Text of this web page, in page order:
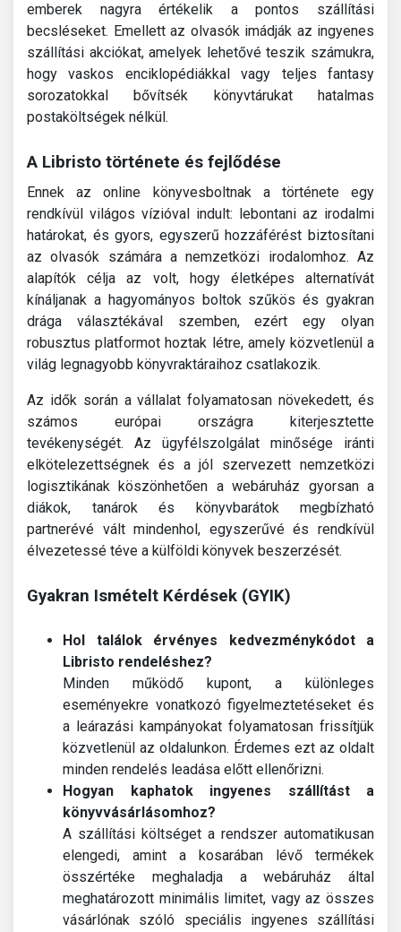
emberek nagyra értékelik a pontos szállítási
becsléseket. Emellett az olvasók imádják az ingyenes
szállítási akciókat, amelyek lehetővé teszik számukra,
hogy vaskos enciklopédiákkal vagy teljes fantasy
sorozatokkal bővítsék könyvtárukat hatalmas
postaköltségek nélkül.
A Libristo története és fejlődése
Ennek az online könyvesboltnak a története egy
rendkívül világos vízióval indult: lebontani az irodalmi
határokat, és gyors, egyszerű hozzáférést biztosítani
az olvasók számára a nemzetközi irodalomhoz. Az
alapítók célja az volt, hogy életképes alternatívát
kínáljanak a hagyományos boltok szűkös és gyakran
drága választékával szemben, ezért egy olyan
robusztus platformot hoztak létre, amely közvetlenül a
világ legnagyobb könyvraktáraihoz csatlakozik.
Az idők során a vállalat folyamatosan növekedett, és
számos európai országra kiterjesztette
tevékenységét. Az ügyfélszolgálat minősége iránti
elkötelezettségnek és a jól szervezett nemzetközi
logisztikának köszönhetően a webáruház gyorsan a
diákok, tanárok és könyvbarátok megbízható
partnerévé vált mindenhol, egyszerűvé és rendkívül
élvezetessé téve a külföldi könyvek beszerzését.
Gyakran Ismételt Kérdések (GYIK)
Hol találok érvényes kedvezménykódot a
Libristo rendeléshez?
Minden működő kupont, a különleges
eseményekre vonatkozó figyelmeztetéseket és
a leárazási kampányokat folyamatosan frissítjük
közvetlenül az oldalunkon. Érdemes ezt az oldalt
minden rendelés leadása előtt ellenőrizni.
Hogyan kaphatok ingyenes szállítást a
könyvvásárlásomhoz?
A szállítási költséget a rendszer automatikusan
elengedi, amint a kosarában lévő termékek
összértéke meghaladja a webáruház által
meghatározott minimális limitet, vagy az összes
vásárlónak szóló speciális ingyenes szállítási